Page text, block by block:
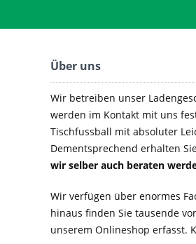
Über uns
Wir betreiben unser
werden im Kontakt mit uns
Tischfussball mit absoluter
Dementsprechend erhalten
wir selber auch beraten
Wir verfügen über enormes
hinaus finden Sie tausende
unserem Onlineshop erfasst.